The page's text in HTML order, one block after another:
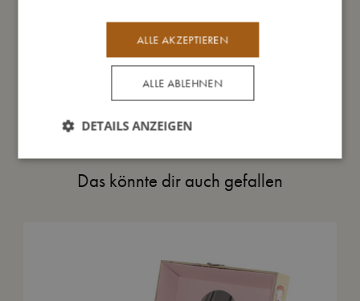
So kannst Du mich pflegen
Das könnte dir auch gefallen
ALLE AKZEPTIEREN
ALLE ABLEHNEN
DETAILS ANZEIGEN